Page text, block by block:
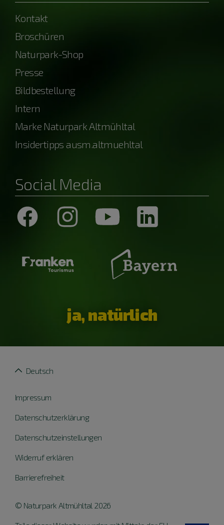
Kontakt
Broschüren
Naturpark-Shop
Presse
Bildbestellung
Intern
Marke Naturpark Altmühltal
Insidertipps ausm.altmuehltal
Social Media
ja, natürlich
Impressum
Datenschutzerklärung
Datenschutzeinstellungen
Widerruf erklären
Barrierefreiheit
Deutsch
© Naturpark Altmühltal 2026